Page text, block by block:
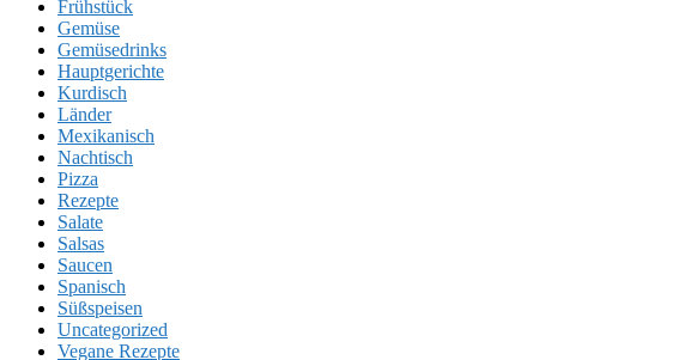
Frühstück
Gemüse
Gemüsedrinks
Hauptgerichte
Kurdisch
Länder
Mexikanisch
Nachtisch
Pizza
Rezepte
Salate
Salsas
Saucen
Spanisch
Süßspeisen
Uncategorized
Vegane Rezepte